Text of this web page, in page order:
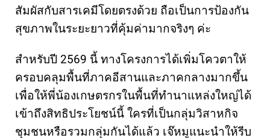
สัมผัสกับสารเคมีโดยตรงด้วย ถือเป็นการป้องกัน
สุขภาพในระยะยาวที่คุ้มค่ามากจริงๆ ค่ะ
สำหรับปี 2569 นี้ ทางโครงการได้เพิ่มโควตาให้
ครอบคลุมพื้นที่ภาคอีสานและภาคกลางมากขึ้น
เพื่อให้พี่น้องเกษตรกรในพื้นที่ทำนาแหล่งใหญ่ได้
เข้าถึงสิทธิประโยชน์นี้ ใครที่เป็นกลุ่มวิสาหกิจ
ชุมชนหรือรวมกลุ่มกันได้แล้ว เจ๊หมูแนะนำให้รีบ